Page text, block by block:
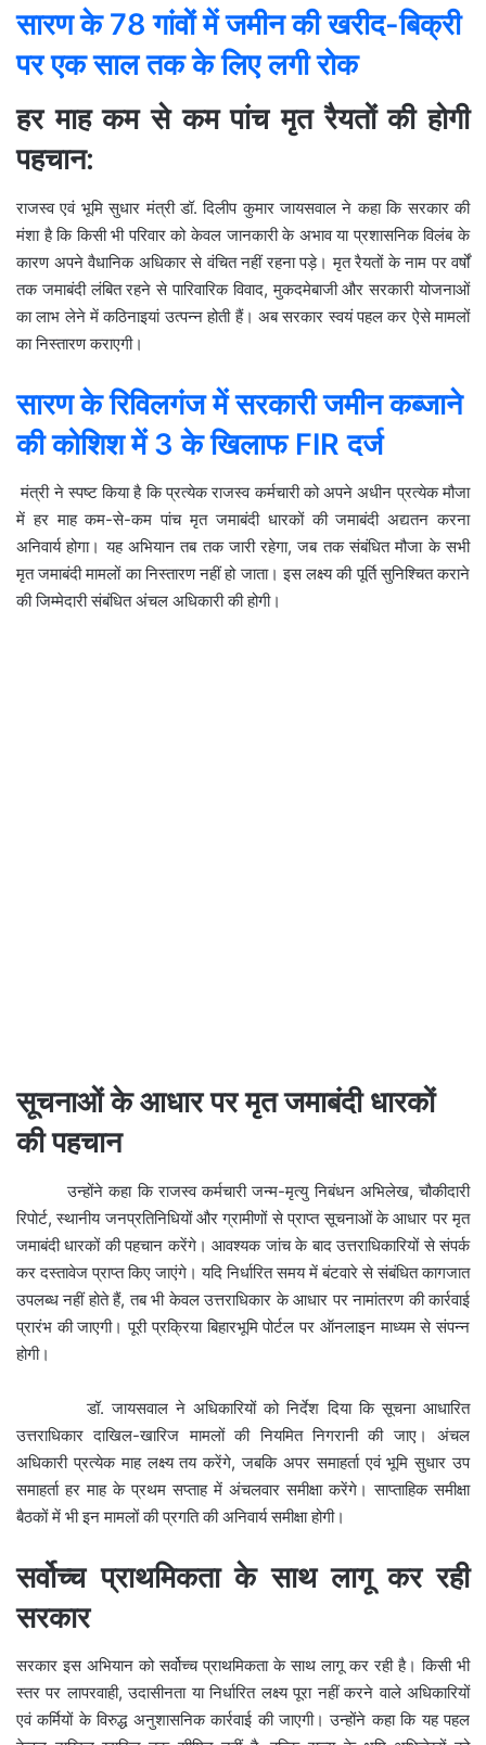
सारण के 78 गांवों में जमीन की खरीद-बिक्री
पर एक साल तक के लिए लगी रोक
हर माह कम से कम पांच मृत रैयतों की होगी
पहचान:
राजस्व एवं भूमि सुधार मंत्री डॉ. दिलीप कुमार जायसवाल ने कहा कि सरकार की
मंशा है कि किसी भी परिवार को केवल जानकारी के अभाव या प्रशासनिक विलंब के
कारण अपने वैधानिक अधिकार से वंचित नहीं रहना पड़े। मृत रैयतों के नाम पर वर्षों
तक जमाबंदी लंबित रहने से पारिवारिक विवाद, मुकदमेबाजी और सरकारी योजनाओं
का लाभ लेने में कठिनाइयां उत्पन्न होती हैं। अब सरकार स्वयं पहल कर ऐसे मामलों
का निस्तारण कराएगी।
सारण के रिविलगंज में सरकारी जमीन कब्जाने
की कोशिश में 3 के खिलाफ FIR दर्ज
मंत्री ने स्पष्ट किया है कि प्रत्येक राजस्व कर्मचारी को अपने अधीन प्रत्येक मौजा
में हर माह कम-से-कम पांच मृत जमाबंदी धारकों की जमाबंदी अद्यतन करना
अनिवार्य होगा। यह अभियान तब तक जारी रहेगा, जब तक संबंधित मौजा के सभी
मृत जमाबंदी मामलों का निस्तारण नहीं हो जाता। इस लक्ष्य की पूर्ति सुनिश्चित कराने
की जिम्मेदारी संबंधित अंचल अधिकारी की होगी।
सूचनाओं के आधार पर मृत जमाबंदी धारकों
की पहचान
उन्होंने कहा कि राजस्व कर्मचारी जन्म-मृत्यु निबंधन अभिलेख, चौकीदारी
रिपोर्ट, स्थानीय जनप्रतिनिधियों और ग्रामीणों से प्राप्त सूचनाओं के आधार पर मृत
जमाबंदी धारकों की पहचान करेंगे। आवश्यक जांच के बाद उत्तराधिकारियों से संपर्क
कर दस्तावेज प्राप्त किए जाएंगे। यदि निर्धारित समय में बंटवारे से संबंधित कागजात
उपलब्ध नहीं होते हैं, तब भी केवल उत्तराधिकार के आधार पर नामांतरण की कार्रवाई
प्रारंभ की जाएगी। पूरी प्रक्रिया बिहारभूमि पोर्टल पर ऑनलाइन माध्यम से संपन्न
होगी।
डॉ. जायसवाल ने अधिकारियों को निर्देश दिया कि सूचना आधारित
उत्तराधिकार दाखिल-खारिज मामलों की नियमित निगरानी की जाए। अंचल
अधिकारी प्रत्येक माह लक्ष्य तय करेंगे, जबकि अपर समाहर्ता एवं भूमि सुधार उप
समाहर्ता हर माह के प्रथम सप्ताह में अंचलवार समीक्षा करेंगे। साप्ताहिक समीक्षा
बैठकों में भी इन मामलों की प्रगति की अनिवार्य समीक्षा होगी।
सर्वोच्च प्राथमिकता के साथ लागू कर रही
सरकार
सरकार इस अभियान को सर्वोच्च प्राथमिकता के साथ लागू कर रही है। किसी भी
स्तर पर लापरवाही, उदासीनता या निर्धारित लक्ष्य पूरा नहीं करने वाले अधिकारियों
एवं कर्मियों के विरुद्ध अनुशासनिक कार्रवाई की जाएगी। उन्होंने कहा कि यह पहल